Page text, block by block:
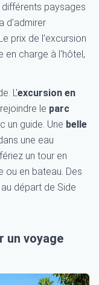
paysages
d'admirer
Le prix de l'excursion
en charge à l'hôtel,
L'excursion en
le parc
un guide. Une belle
une eau
un tour en
ou en bateau. Des
départ de Side
un voyage